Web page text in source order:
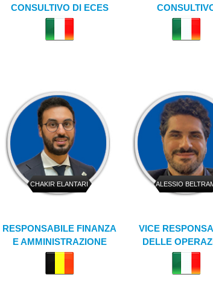
CONSULTIVO DI ECES
CHAKIR ELANTARI
RESPONSABILE FINANZA
E AMMINISTRAZIONE
ALESSIO
VICE
DELLE